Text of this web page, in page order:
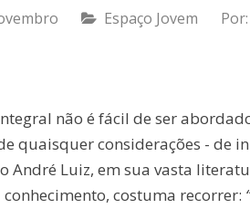
Espaço Jovem Por:
não é fácil de ser
quaisquer considerações - de
André Luiz, em sua vasta
conhecimento, costuma recorrer: